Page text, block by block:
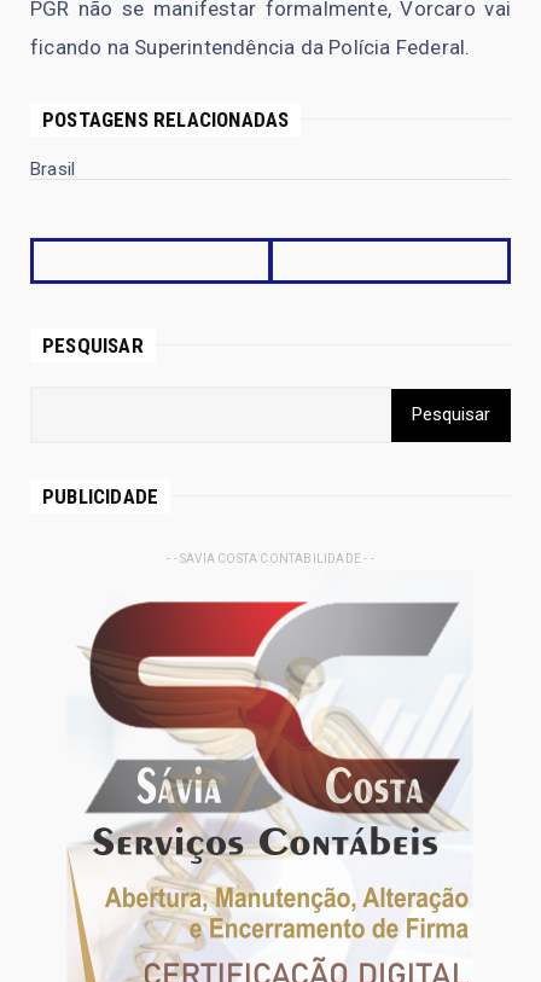
PGR não se manifestar formalmente, Vorcaro vai
ficando na Superintendência da Polícia Federal.
POSTAGENS RELACIONADAS
Brasil
PESQUISAR
PUBLICIDADE
- - SAVIA COSTA CONTABILIDADE - -